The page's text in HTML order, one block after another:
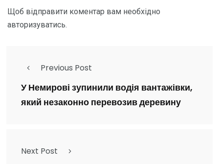
Щоб відправити коментар вам необхідно
авторизуватись.
Previous Post
У Немирові зупинили водія вантажівки,
який незаконно перевозив деревину
Next Post